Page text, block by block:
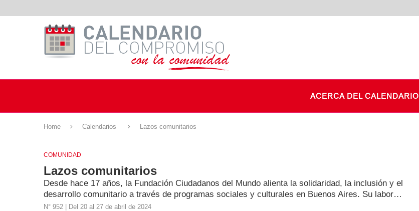
ACERCA DEL CALENDARIO
Home Calendarios Lazos comunitarios
COMUNIDAD
Lazos comunitarios
Desde hace 17 años, la Fundación Ciudadanos del Mundo alienta la solidaridad, la inclusión y el
desarrollo comunitario a través de programas sociales y culturales en Buenos Aires. Su labor…
N° 952 | Del 20 al 27 de abril de 2024